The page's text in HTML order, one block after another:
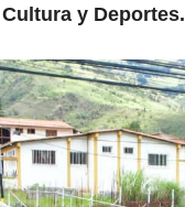
y Deportes.